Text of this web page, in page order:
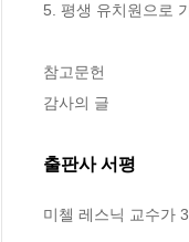
5. 평생 유치원으로
참고문헌
감사의 글
출판사 서평
미첼 레스닉 교수가